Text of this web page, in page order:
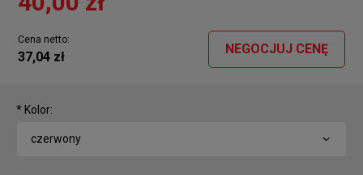
Cena netto:
37,04 zł
NEGOCJUJ CENĘ
*Kolor: